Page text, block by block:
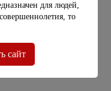
для людей,
то
сайт